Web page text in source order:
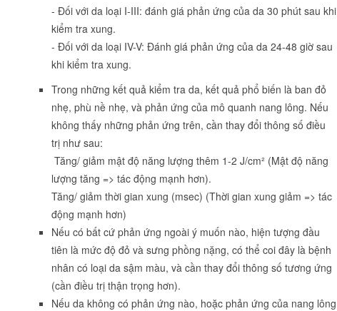
- Đối với da loại I-III: đánh giá phản ứng của da 30 phút sau khi
kiểm tra xung.
- Đối với da loại IV-V: Đánh giá phản ứng của da 24-48 giờ sau
khi kiểm tra xung.
Trong những kết quả kiểm tra da, kết quả phổ biến là ban đỏ
nhẹ, phù nề nhẹ, và phản ứng của mô quanh nang lông. Nếu
không thấy những phản ứng trên, cần thay đổi thông số điều
trị như sau:
Tăng/ giảm mật độ năng lượng thêm 1-2 J/cm² (Mật độ năng
lượng tăng => tác động mạnh hơn).
Tăng/ giảm thời gian xung (msec) (Thời gian xung giảm => tác
động mạnh hơn)
Nếu có bất cứ phản ứng ngoài ý muốn nào, hiện tượng đầu
tiên là mức độ đỏ và sưng phồng nặng, có thể coi đây là bệnh
nhân có loại da sậm màu, và cần thay đổi thông số tương ứng
(cần điều trị thận trọng hơn).
Nếu da không có phản ứng nào, hoặc phản ứng của nang lông